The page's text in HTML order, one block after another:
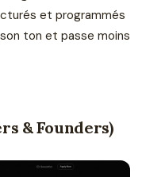
et programmés
ton et passe moins
& Founders)